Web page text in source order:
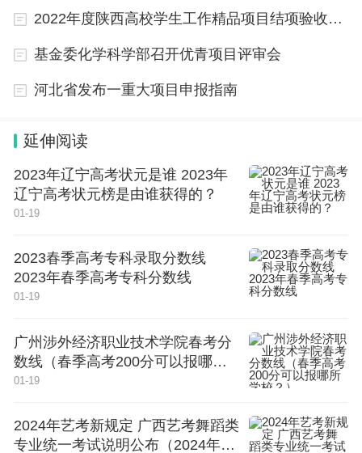
2022年度陕西高校学生工作精品项目结项验收结果公示
基金委化学科学部召开优青项目评审会
河北省发布一重大项目申报指南
延伸阅读
2023年辽宁高考状元是谁 2023年
辽宁高考状元榜是由谁获得的？
01-19
2023春季高考专科录取分数线
2023年春季高考专科分数线
01-19
广州涉外经济职业技术学院春考分
数线（春季高考200分可以报哪所
学校？）
01-19
2024年艺考新规定 广西艺考舞蹈类
专业统一考试说明公布（2024年